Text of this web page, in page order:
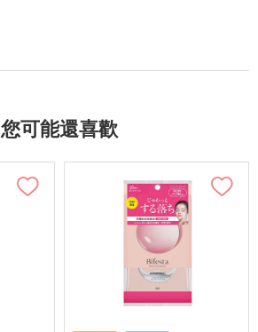
您可能還喜歡